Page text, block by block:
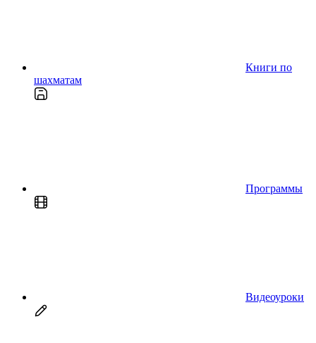
Книги по
шахматам
Программы
Видеоуроки